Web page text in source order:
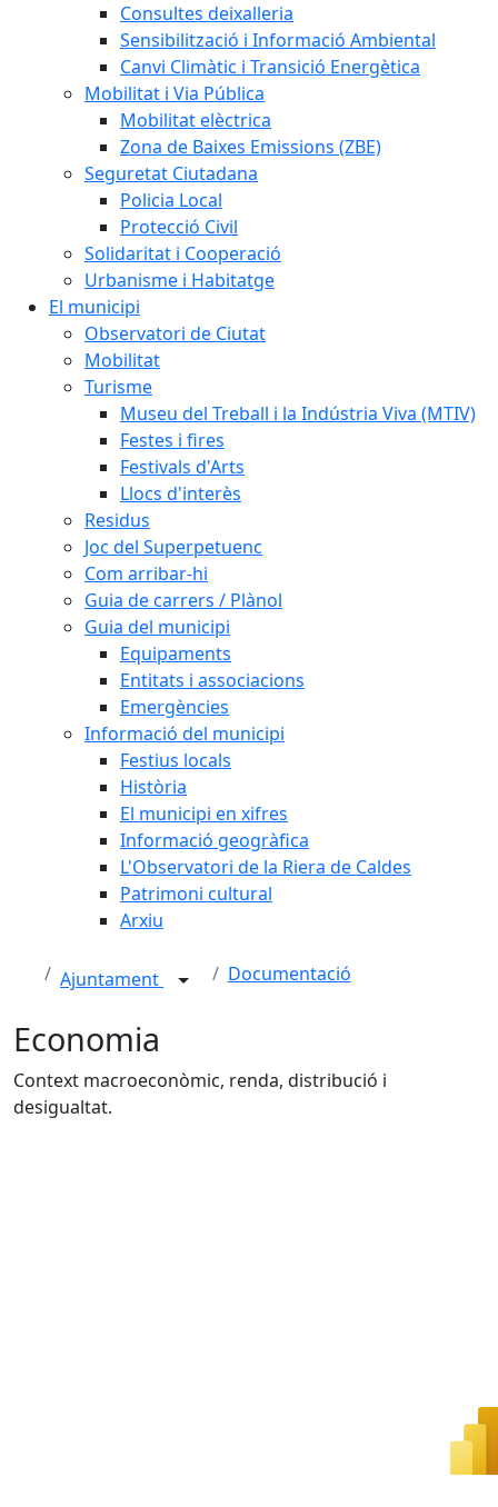
Consultes deixalleria
Sensibilització i Informació Ambiental
Canvi Climàtic i Transició Energètica
Mobilitat i Via Pública
Mobilitat elèctrica
Zona de Baixes Emissions (ZBE)
Seguretat Ciutadana
Policia Local
Protecció Civil
Solidaritat i Cooperació
Urbanisme i Habitatge
El municipi
Observatori de Ciutat
Mobilitat
Turisme
Museu del Treball i la Indústria Viva (MTIV)
Festes i fires
Festivals d'Arts
Llocs d'interès
Residus
Joc del Superpetuenc
Com arribar-hi
Guia de carrers / Plànol
Guia del municipi
Equipaments
Entitats i associacions
Emergències
Informació del municipi
Festius locals
Història
El municipi en xifres
Informació geogràfica
L'Observatori de la Riera de Caldes
Patrimoni cultural
Arxiu
Ajuntament Documentació
Economia
Context macroeconòmic, renda, distribució i
desigualtat.